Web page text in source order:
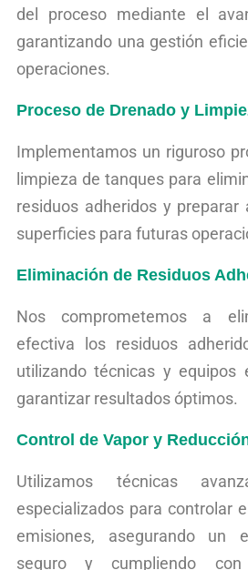
del proceso mediante el
garantizando una gestión
operaciones.
Proceso de Drenado y
Implementamos un riguroso
limpieza de tanques para
residuos adheridos y preparar
superficies para futuras
Eliminación de Residuos
Nos comprometemos a
efectiva los residuos
utilizando técnicas y equipos
garantizar resultados óptimos.
Control de Vapor y
Utilizamos técnicas
especializados para controlar
emisiones, asegurando un
seguro y cumpliendo con